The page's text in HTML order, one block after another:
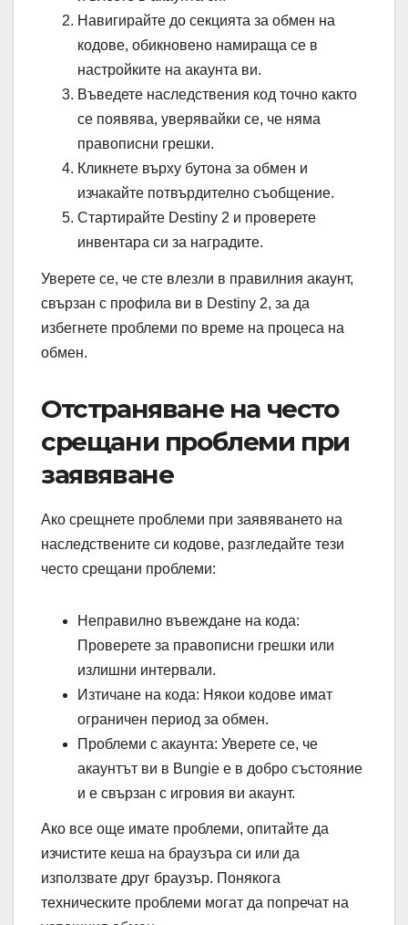
Навигирайте до секцията за обмен на
кодове, обикновено намираща се в
настройките на акаунта ви.
Въведете наследствения код точно както
се появява, уверявайки се, че няма
правописни грешки.
Кликнете върху бутона за обмен и
изчакайте потвърдително съобщение.
Стартирайте Destiny 2 и проверете
инвентара си за наградите.
Уверете се, че сте влезли в правилния акаунт,
свързан с профила ви в Destiny 2, за да
избегнете проблеми по време на процеса на
обмен.
Отстраняване на често
срещани проблеми при
заявяване
Ако срещнете проблеми при заявяването на
наследствените си кодове, разгледайте тези
често срещани проблеми:
Неправилно въвеждане на кода:
Проверете за правописни грешки или
излишни интервали.
Изтичане на кода: Някои кодове имат
ограничен период за обмен.
Проблеми с акаунта: Уверете се, че
акаунтът ви в Bungie е в добро състояние
и е свързан с игровия ви акаунт.
Ако все още имате проблеми, опитайте да
изчистите кеша на браузъра си или да
използвате друг браузър. Понякога
техническите проблеми могат да попречат на